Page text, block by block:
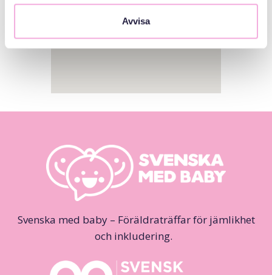
Avvisa
Svenska med baby – Föräldraträffar för jämlikhet
och inkludering.